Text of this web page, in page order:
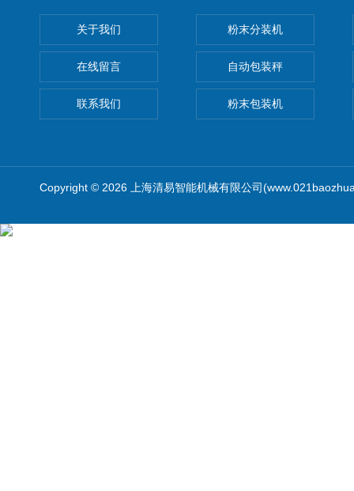
关于我们
在线留言
联系我们
粉末分装机
自动包装秤
粉末包装机
Copyright © 2026 上海清易智能机械有限公司